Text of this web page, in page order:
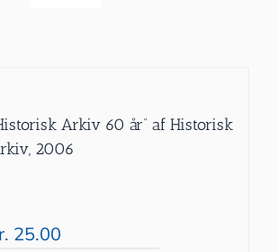
Arkiv 60 år” af Historisk
2006
25.00